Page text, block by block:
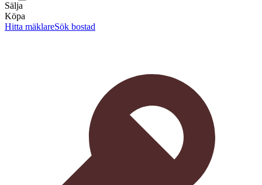
Sälja
Köpa
Hitta mäklareSök bostad